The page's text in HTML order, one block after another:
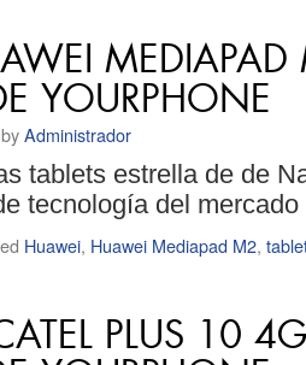
YOURPHONE
byAdministrador
tablets estrella de de
tecnología del mercado
Huawei, Huawei Mediapad M2,
PLUS 10